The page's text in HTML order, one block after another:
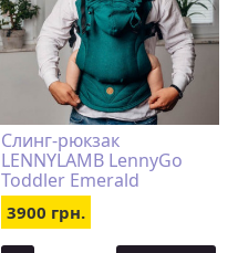
Слинг-рюкзак
LENNYLAMB LennyGo
Toddler Emerald
3900 грн.